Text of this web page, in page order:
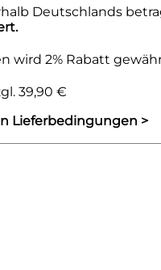
Deutschlands
wird 2% Rabatt
39,90 €
Lieferbedingungen >